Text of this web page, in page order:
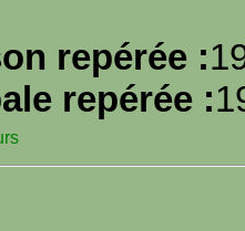
repérée :
repérée :